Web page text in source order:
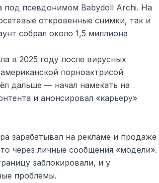
под псевдонимом Babydoll Archi. На
откровенные снимки, так и
собрал около 1,5 миллиона
в 2025 году после вирусных
порноактрисой
дальше — начал намекать на
и анонсировал «карьеру»
зарабатывал на рекламе и продаже
через личные сообщения «модели».
заблокировали, и у
проблемы.